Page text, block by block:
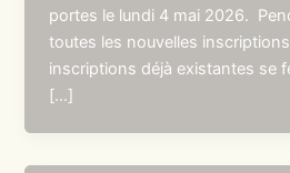
portes le lundi 4 mai 2026.
toutes les nouvelles
inscriptions déjà existantes se
[…]